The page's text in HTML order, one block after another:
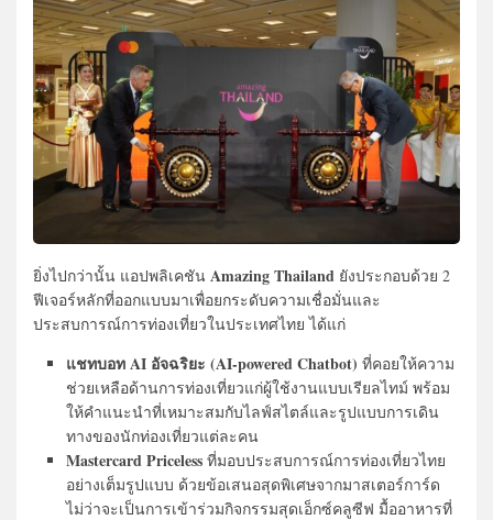
ยิ่งไปกว่านั้น แอปพลิเคชัน Amazing Thailand ยังประกอบด้วย 2
ฟีเจอร์หลักที่ออกแบบมาเพื่อยกระดับความเชื่อมั่นและ
ประสบการณ์การท่องเที่ยวในประเทศไทย ได้แก่
แชทบอท AI อัจฉริยะ (AI-powered Chatbot) ที่คอยให้ความ
ช่วยเหลือด้านการท่องเที่ยวแก่ผู้ใช้งานแบบเรียลไทม์ พร้อม
ให้คำแนะนำที่เหมาะสมกับไลฟ์สไตล์และรูปแบบการเดิน
ทางของนักท่องเที่ยวแต่ละคน
Mastercard Priceless ที่มอบประสบการณ์การท่องเที่ยวไทย
อย่างเต็มรูปแบบ ด้วยข้อเสนอสุดพิเศษจากมาสเตอร์การ์ด
ไม่ว่าจะเป็นการเข้าร่วมกิจกรรมสุดเอ็กซ์คลูซีฟ มื้ออาหารที่